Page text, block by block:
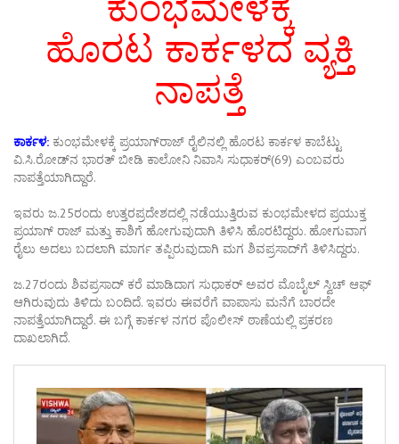
ಹೊರಟ ಕಾರ್ಕಳದ ವ್ಯಕ್ತಿ
ನಾಪತ್ತೆ
ಕಾರ್ಕಳ: ಕುಂಭಮೇಳಕ್ಕೆ ಪ್ರಯಾಗ್‌ರಾಜ್ ರೈಲಿನಲ್ಲಿ ಹೊರಟ ಕಾರ್ಕಳ ಕಾಬೆಟ್ಟು
ವಿ.ಸಿ.ರೋಡ್‌ನ ಭಾರತ್ ಬೀಡಿ ಕಾಲೋನಿ ನಿವಾಸಿ ಸುಧಾಕರ್(69) ಎಂಬವರು
ನಾಪತ್ತೆಯಾಗಿದ್ದಾರೆ.
ಇವರು ಜ.25ರಂದು ಉತ್ತರಪ್ರದೇಶದಲ್ಲಿ ನಡೆಯುತ್ತಿರುವ ಕುಂಭಮೇಳದ ಪ್ರಯುಕ್ತ
ಪ್ರಯಾಗ್ ರಾಜ್ ಮತ್ತು ಕಾಶಿಗೆ ಹೋಗುವುದಾಗಿ ತಿಳಿಸಿ ಹೊರಟಿದ್ದರು. ಹೋಗುವಾಗ
ರೈಲು ಅದಲು ಬದಲಾಗಿ ಮಾರ್ಗ ತಪ್ಪಿರುವುದಾಗಿ ಮಗ ಶಿವಪ್ರಸಾದ್‌ಗೆ ತಿಳಿಸಿದ್ದರು.
ಜ.27ರಂದು ಶಿವಪ್ರಸಾದ್ ಕರೆ ಮಾಡಿದಾಗ ಸುಧಾಕರ್ ಅವರ ಮೊಬೈಲ್ ಸ್ವಿಚ್ ಆಫ್
ಆಗಿರುವುದು ತಿಳಿದು ಬಂದಿದೆ. ಇವರು ಈವರೆಗೆ ವಾಪಾಸು ಮನೆಗೆ ಬಾರದೇ
ನಾಪತ್ತೆಯಾಗಿದ್ದಾರೆ. ಈ ಬಗ್ಗೆ ಕಾರ್ಕಳ ನಗರ ಪೊಲೀಸ್ ಠಾಣೆಯಲ್ಲಿ ಪ್ರಕರಣ
ದಾಖಲಾಗಿದೆ.